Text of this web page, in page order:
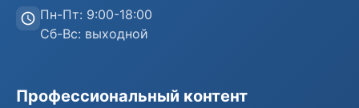
Пн-Пт: 9:00-18:00
Сб-Вс: выходной
Профессиональный контент